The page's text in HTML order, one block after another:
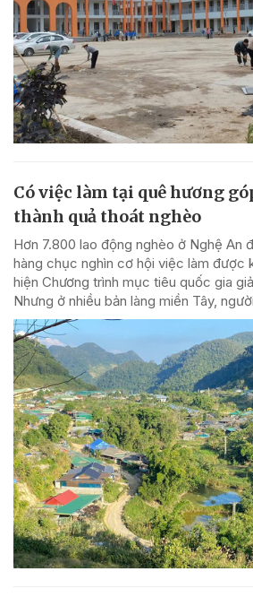
Có việc làm tại quê hương
thành quả thoát nghèo
Hơn 7.800 lao động nghèo ở Nghệ An
hàng chục nghìn cơ hội việc làm được
hiện Chương trình mục tiêu quốc gia
Nhưng ở nhiều bản làng miền Tây,